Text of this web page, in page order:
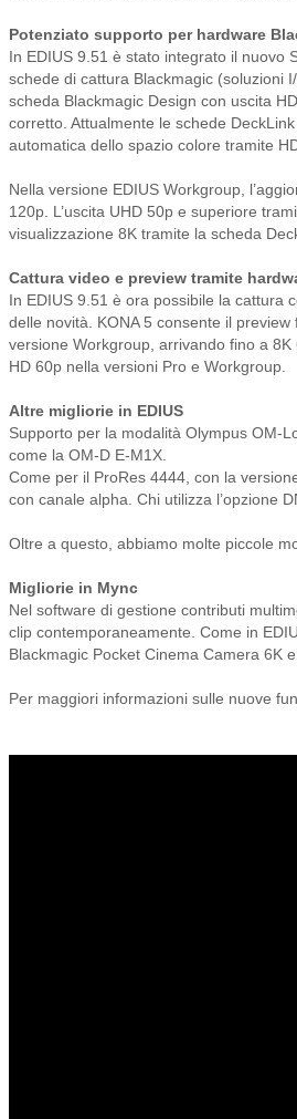
Potenziato supporto per hardware
In EDIUS 9.51 è stato integrato il nuovo
schede di cattura Blackmagic (soluzioni
scheda Blackmagic Design con uscita
corretto. Attualmente le schede
automatica dello spazio colore tramite
Nella versione EDIUS Workgroup,
120p. L’uscita UHD 50p e superiore
visualizzazione 8K tramite la scheda
Cattura video e preview tramite
In EDIUS 9.51 è ora possibile la cattura
delle novità. KONA 5 consente il
versione Workgroup, arrivando fino a 8K
HD 60p nella versioni Pro e Workgroup.
Altre migliorie in EDIUS
Supporto per la modalità Olympus OM-
come la OM-D E-M1X.
Come per il ProRes 4444, con la
con canale alpha. Chi utilizza l’opzione
Oltre a questo, abbiamo molte piccole
Migliorie in Mync
Nel software di gestione contributi
clip contemporaneamente. Come in
Blackmagic Pocket Cinema Camera 6K
Per maggiori informazioni sulle nuove